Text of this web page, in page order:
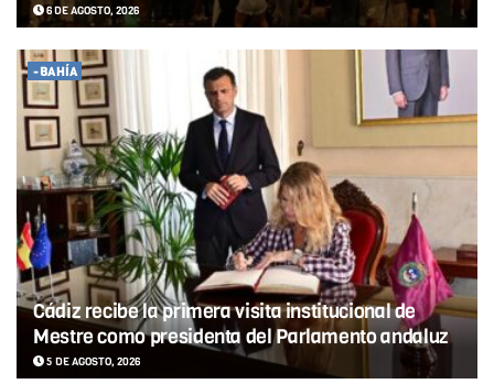
6 DE AGOSTO, 2026
-BAHÍA
Cádiz recibe la primera visita institucional de
Mestre como presidenta del Parlamento andaluz
5 DE AGOSTO, 2026